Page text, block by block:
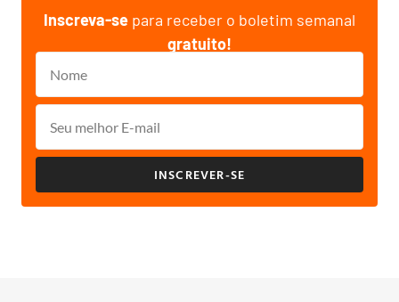
Inscreva-se para receber o boletim semanal
gratuito!
INSCREVER-SE